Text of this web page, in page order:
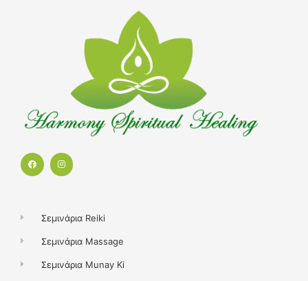
F
a
I
n
m
Σεμινάρια Reiki
Σεμινάρια Massage
Σεμινάρια Munay Ki